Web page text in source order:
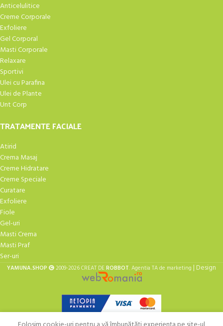
Anticelulitice
Creme Corporale
Exfoliere
Gel Corporal
Masti Corporale
Relaxare
Sportivi
Ulei cu Parafina
Ulei de Plante
Unt Corp
TRATAMENTE FACIALE
Atirid
Crema Masaj
Creme Hidratare
Creme Speciale
Curatare
Exfoliere
Fiole
Gel-uri
Masti Crema
Masti Praf
Ser-uri
YAMUNA.SHOP 2009-2026 CREAT DEROBBOT. Agentia TA de marketing | Design